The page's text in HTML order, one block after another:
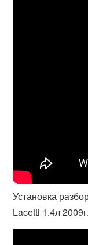
Установка
Lacetti 1.4л 2009г.